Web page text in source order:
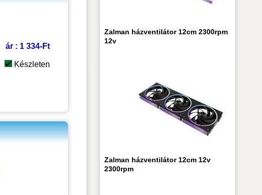
ár : 1 334-Ft
Készleten
Zalman házventilátor 12cm 2300rpm
12v
Zalman házventilátor 12cm 12v
2300rpm